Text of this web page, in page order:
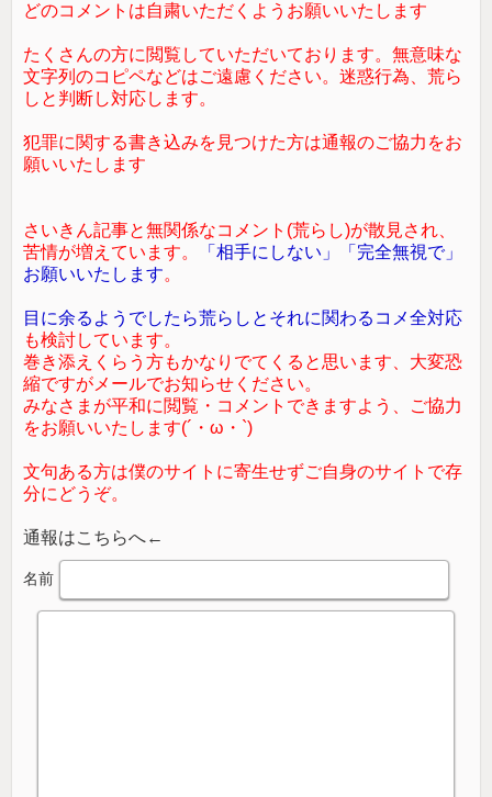
どのコメントは自粛いただくようお願いいたします
たくさんの方に閲覧していただいております。無意味な
文字列のコピペなどはご遠慮ください。迷惑行為、荒ら
しと判断し対応します。
犯罪に関する書き込みを見つけた方は通報のご協力をお
願いいたします
さいきん記事と無関係なコメント(荒らし)が散見され、
苦情が増えています。
「相手にしない」「完全無視で」
お願いいたします。
目に余るようでしたら荒らしとそれに関わるコメ全対応
も検討しています。
巻き添えくらう方もかなりでてくると思います、大変恐
縮ですがメールでお知らせください。
みなさまが平和に閲覧・コメントできますよう、ご協力
をお願いいたします(´・ω・`)
文句ある方は僕のサイトに寄生せずご自身のサイトで存
分にどうぞ。
通報はこちらへ←
名前